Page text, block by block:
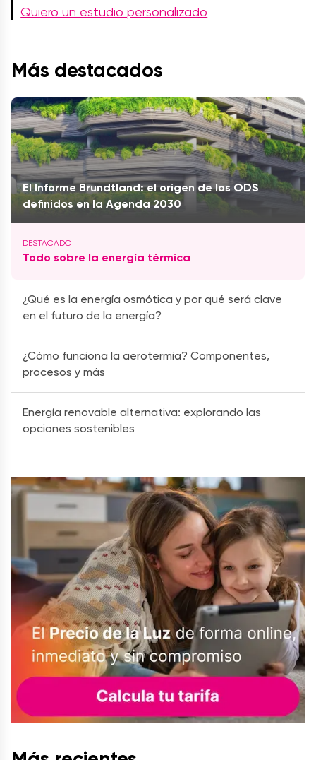
Quiero un estudio personalizado
Más destacados
El Informe Brundtland: el origen de los ODS
definidos en la Agenda 2030
Todo sobre la energía térmica
¿Qué es la energía osmótica y por qué será clave
en el futuro de la energía?
¿Cómo funciona la aerotermia? Componentes,
procesos y más
Energía renovable alternativa: explorando las
opciones sostenibles